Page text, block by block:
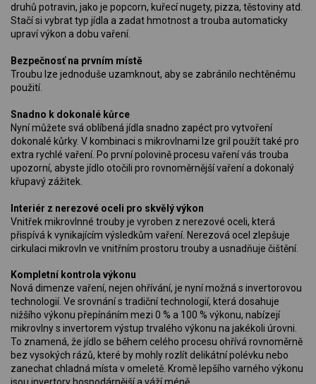
druhů potravin, jako je popcorn, kuřecí nugety, pizza, těstoviny atd.
Stačí si vybrat typ jídla a zadat hmotnost a trouba automaticky
upraví výkon a dobu vaření.
Bezpečnosť na prvním místě
Troubu lze jednoduše uzamknout, aby se zabránilo nechtěnému
použití.
Snadno k dokonalé kůrce
Nyní můžete svá oblíbená jídla snadno zapéct pro vytvoření
dokonalé kůrky. V kombinaci s mikrovlnami lze gril použít také pro
extra rychlé vaření. Po první polovině procesu vaření vás trouba
upozorní, abyste jídlo otočili pro rovnoměrnější vaření a dokonalý
křupavý zážitek.
Interiér z nerezové oceli pro skvělý výkon
Vnitřek mikrovlnné trouby je vyroben z nerezové oceli, která
přispívá k vynikajícím výsledkům vaření. Nerezová ocel zlepšuje
cirkulaci mikrovln ve vnitřním prostoru trouby a usnadňuje čištění.
Kompletní kontrola výkonu
Nová dimenze vaření, nejen ohřívání, je nyní možná s invertorovou
technologií. Ve srovnání s tradiční technologií, která dosahuje
nižšího výkonu přepínáním mezi 0 % a 100 % výkonu, nabízejí
mikrovlny s invertorem výstup trvalého výkonu na jakékoli úrovni.
To znamená, že jídlo se během celého procesu ohřívá rovnoměrně
bez vysokých rázů, které by mohly rozlít delikátní polévku nebo
zanechat chladná místa v omeletě. Kromě lepšího varného výkonu
jsou invertory hospodárnější a váží méně.